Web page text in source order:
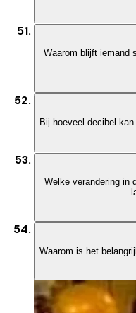
Waarom blijft iemand
Bij hoeveel decibel
Welke verandering in
Waarom is het